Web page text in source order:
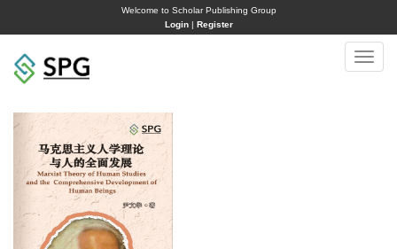
Welcome to Scholar Publishing Group
Login| Register
Toggle